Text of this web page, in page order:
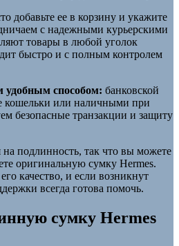
добавьте ее в корзину и укажите
с надежными курьерскими
товары в любой уголок
быстро и с полным контролем
способом: банковской
кошельки или наличными при
безопасные транзакции и защиту
на подлинность, так что вы можете
оригинальную сумку Hermes.
качество, и если возникнут
всегда готова помочь.
сумку Hermes